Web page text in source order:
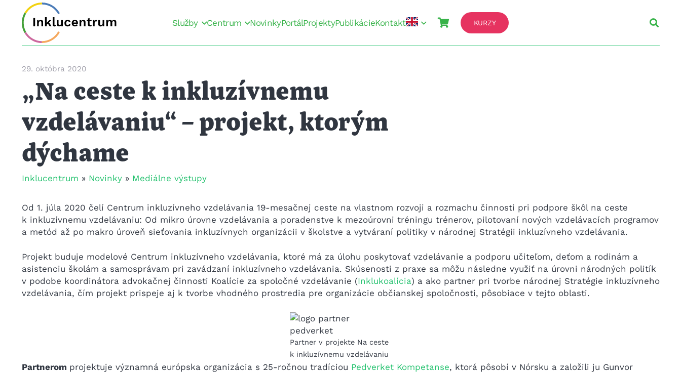
Služby Centrum NovinkyPortálProjektyPublikácieKontakt KURZY
29. októbra 2020
„Na ceste k inkluzívnemu
vzdelávaniu“ – projekt, ktorým
dýchame
Inklucentrum » Novinky» Mediálne výstupy
Od 1. júla 2020 čelí Centrum inkluzívneho vzdelávania 19-mesačnej ceste na vlastnom rozvoji a rozmachu činnosti pri podpore škôl na ceste
k inkluzívnemu vzdelávaniu: Od mikro úrovne vzdelávania a poradenstve k mezoúrovni tréningu trénerov, pilotovaní nových vzdelávacích programov
a metód až po makro úroveň sieťovania inkluzívnych organizácii v školstve a vytváraní politiky v národnej Stratégii inkluzívneho vzdelávania.
Projekt buduje modelové Centrum inkluzívneho vzdelávania, ktoré má za úlohu poskytovať vzdelávanie a podporu učiteľom, deťom a rodinám a
asistenciu školám a samosprávam pri zavádzaní inkluzívneho vzdelávania. Skúsenosti z praxe sa môžu následne využiť na úrovni národných politík
v podobe koordinátora advokačnej činnosti Koalície za spoločné vzdelávanie (Inklukoalícia) a ako partner pri tvorbe národnej Stratégie inkluzívneho
vzdelávania, čím projekt prispeje aj k tvorbe vhodného prostredia pre organizácie občianskej spoločnosti, pôsobiace v tejto oblasti.
Partner v projekte Na ceste
k inkluzívnemu vzdelávaniu
Partnerom projektuje významná európska organizácia s 25-ročnou tradíciou Pedverket Kompetanse, ktorá pôsobí v Nórsku a založili ju Gunvor